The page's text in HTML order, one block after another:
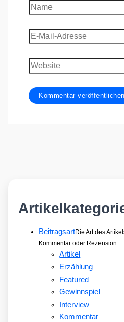
Name
E-
Mail-
Adresse
Website
BeitragsartDie Art des
Kommentar oder Rezension
Artikel
Erzählung
Featured
Gewinnspiel
Interview
Kommentar